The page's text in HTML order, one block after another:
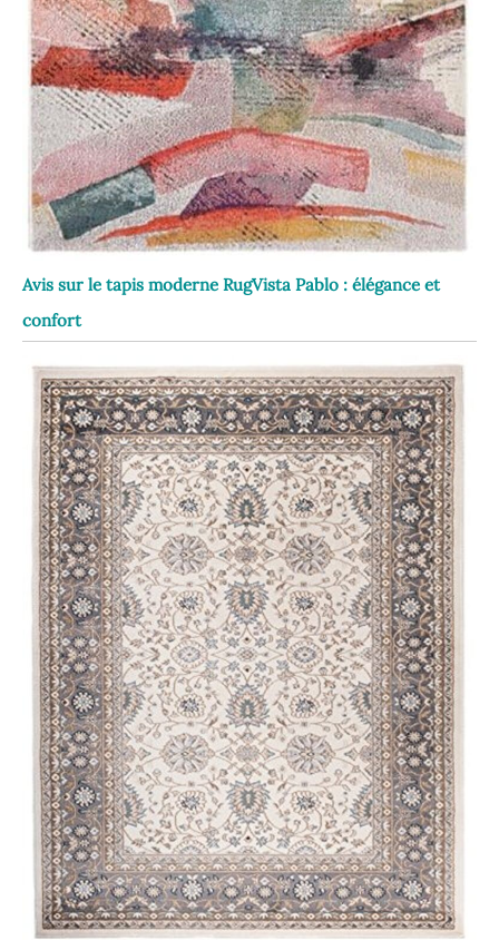
Avis sur le tapis moderne RugVista Pablo : élégance et
confort